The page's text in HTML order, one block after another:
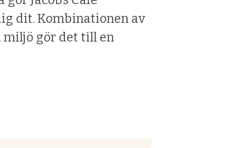
dit. Kombinationen av
gör det till en